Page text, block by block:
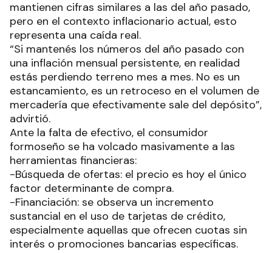
mantienen cifras similares a las del año pasado,
pero en el contexto inflacionario actual, esto
representa una caída real.
“Si mantenés los números del año pasado con
una inflación mensual persistente, en realidad
estás perdiendo terreno mes a mes. No es un
estancamiento, es un retroceso en el volumen de
mercadería que efectivamente sale del depósito”,
advirtió.
Ante la falta de efectivo, el consumidor
formoseño se ha volcado masivamente a las
herramientas financieras:
-Búsqueda de ofertas: el precio es hoy el único
factor determinante de compra.
-Financiación: se observa un incremento
sustancial en el uso de tarjetas de crédito,
especialmente aquellas que ofrecen cuotas sin
interés o promociones bancarias específicas.